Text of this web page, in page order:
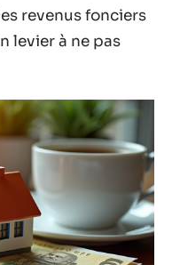
revenus fonciers
levier à ne pas